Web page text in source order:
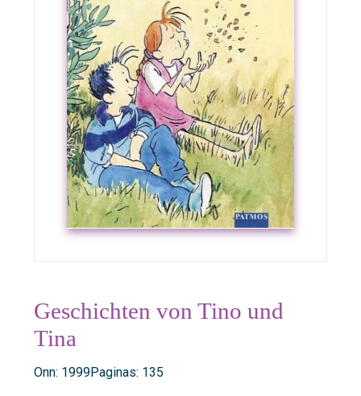
Geschichten von Tino und
Tina
Onn: 1999Paginas: 135